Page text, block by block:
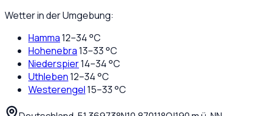
Wetter in der Umgebung:
Hamma12–34°C
Hohenebra13–33°C
Niederspier14–34°C
Uthleben12–34°C
Westerengel15–33°C